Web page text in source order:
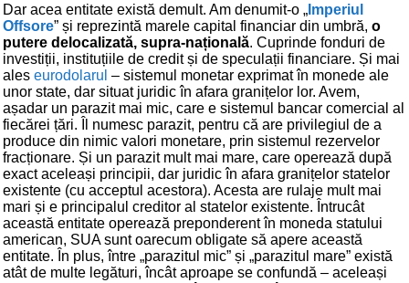
Dar acea entitate există demult. Am denumit-o „ Imperiul
Offsore” și reprezintă marele capital financiar din umbră, o
putere delocalizată, supra-națională. Cuprinde fonduri de
investiții, instituțiile de credit și de speculații financiare. Și mai
ales eurodolarul – sistemul monetar exprimat în monede ale
unor state, dar situat juridic în afara granițelor lor. Avem,
așadar un parazit mai mic, care e sistemul bancar comercial al
fiecărei țări. Îl numesc parazit, pentru că are privilegiul de a
produce din nimic valori monetare, prin sistemul rezervelor
fracționare. Și un parazit mult mai mare, care operează după
exact aceleași principii, dar juridic în afara granițelor statelor
existente (cu acceptul acestora). Acesta are rulaje mult mai
mari și e principalul creditor al statelor existente. Întrucât
această entitate operează preponderent în moneda statului
american, SUA sunt oarecum obligate să apere această
entitate. În plus, între „parazitul mic” și „parazitul mare” există
atât de multe legături, încât aproape se confundă – aceleași